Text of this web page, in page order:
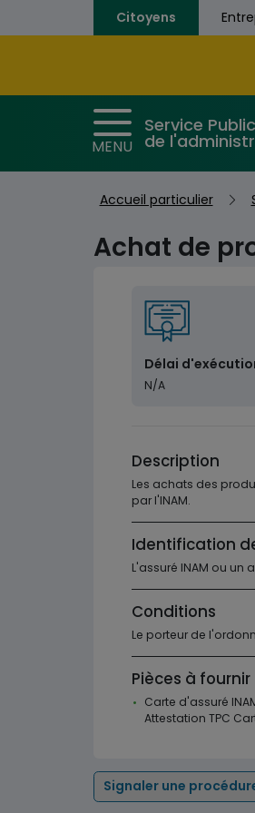
Aller au contenu principal
Citoyens
MENU
Service Public
de
Accueil particulier
Achat de
Délai
N/A
Description
Les achats des
par l'INAM.
Identification
L'assuré INAM ou un
Conditions
Le porteur de
Pièces à fournir
Carte d'assuré
Attestation TPC
Signaler une